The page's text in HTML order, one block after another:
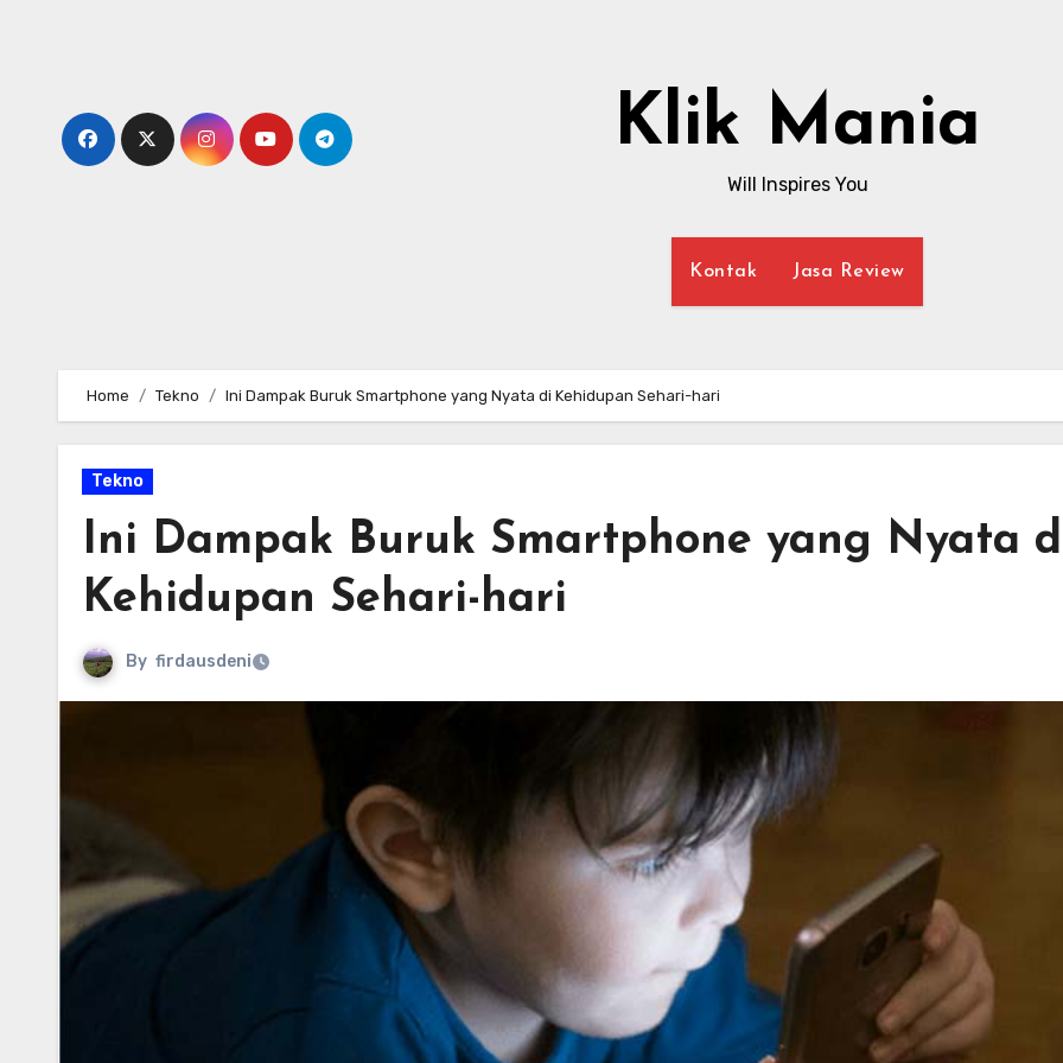
Klik Mania
Will Inspires You
Kontak Jasa Review
Home Tekno Ini Dampak Buruk Smartphone yang Nyata di Kehidupan Sehari-hari
Tekno
Ini Dampak Buruk Smartphone yang Nyata
Kehidupan Sehari-hari
By firdausdeni